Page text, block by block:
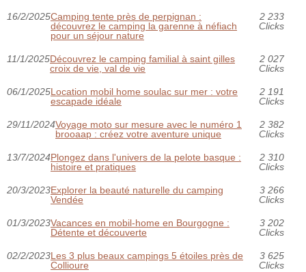
16/2/2025Camping tente près de perpignan :
découvrez le camping la garenne à néfiach
pour un séjour nature
2 233
Clicks
11/1/2025Découvrez le camping familial à saint gilles
croix de vie, val de vie
2 027
Clicks
06/1/2025Location mobil home soulac sur mer : votre
escapade idéale
2 191
Clicks
29/11/2024Voyage moto sur mesure avec le numéro 1
brooaap : créez votre aventure unique
2 382
Clicks
13/7/2024Plongez dans l'univers de la pelote basque :
histoire et pratiques
2 310
Clicks
20/3/2023Explorer la beauté naturelle du camping
Vendée
3 266
Clicks
01/3/2023Vacances en mobil-home en Bourgogne :
Détente et découverte
3 202
Clicks
02/2/2023Les 3 plus beaux campings 5 étoiles près de
Collioure
3 625
Clicks